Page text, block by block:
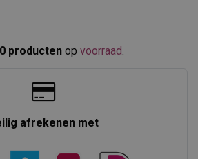
producten op voorraad.​
afrekenen met